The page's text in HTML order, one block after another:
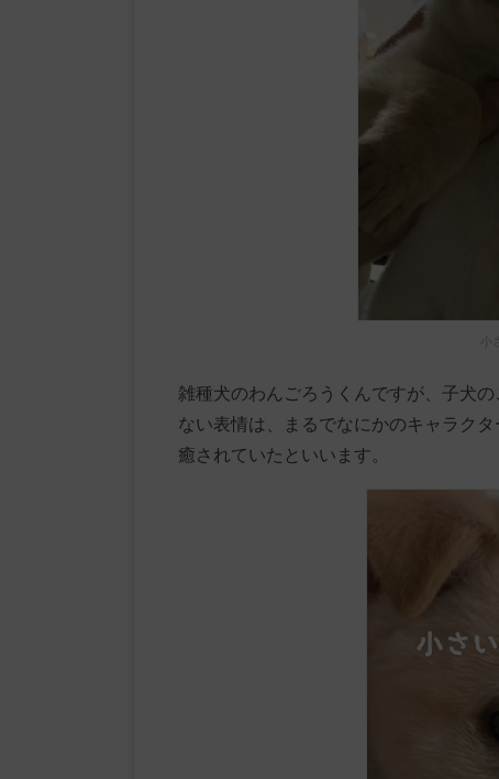
雑種犬のわんごろうくんですが、子犬
ない表情は、まるでなにかのキャラク
癒されていたといいます。